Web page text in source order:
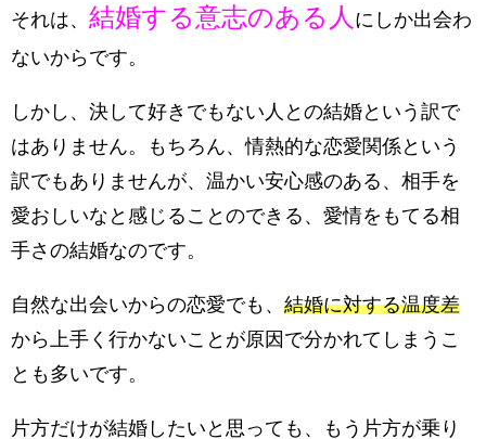
それは、 結婚する意志のある人 にしか出会わ
ないからです。
しかし、決して好きでもない人との結婚という訳で
はありません。もちろん、情熱的な恋愛関係という
訳でもありませんが、温かい安心感のある、相手を
愛おしいなと感じることのできる、愛情をもてる相
手さの結婚なのです。
自然な出会いからの恋愛でも、 結婚に対する温度差
から上手く行かないことが原因で分かれてしまうこ
とも多いです。
片方だけが結婚したいと思っても、もう片方が乗り